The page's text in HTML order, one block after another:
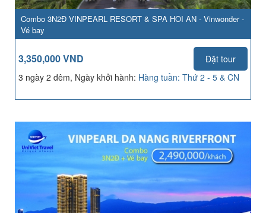
Combo 3N2Đ VINPEARL RESORT & SPA HOI AN - Vinwonder -
Vé bay
3,350,000 VND
Đặt tour
3 ngày 2 đêm, Ngày khởi hành: Hàng tuần: Thứ 2 - 5 & CN